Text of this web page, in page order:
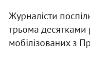
Журналісти
трьома десятками
мобілізованих з